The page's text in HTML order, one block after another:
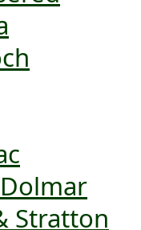
Stratton